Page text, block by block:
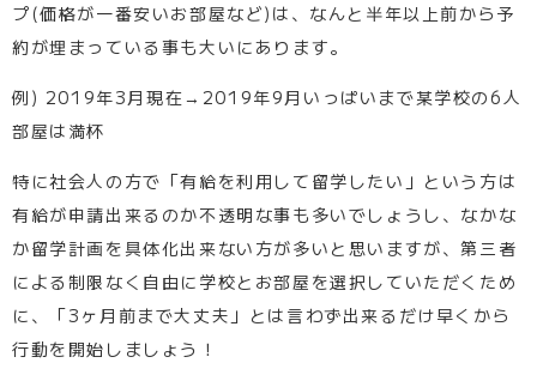
プ(価格が一番安いお部屋など)は、なんと半年以上前から予
約が埋まっている事も大いにあります。
例) 2019年3月現在→2019年9月いっぱいまで某学校の6人
部屋は満杯
特に社会人の方で「有給を利用して留学したい」という方は
有給が申請出来るのか不透明な事も多いでしょうし、なかな
か留学計画を具体化出来ない方が多いと思いますが、第三者
による制限なく自由に学校とお部屋を選択していただくため
に、「3ヶ月前まで大丈夫」とは言わず出来るだけ早くから
行動を開始しましょう！